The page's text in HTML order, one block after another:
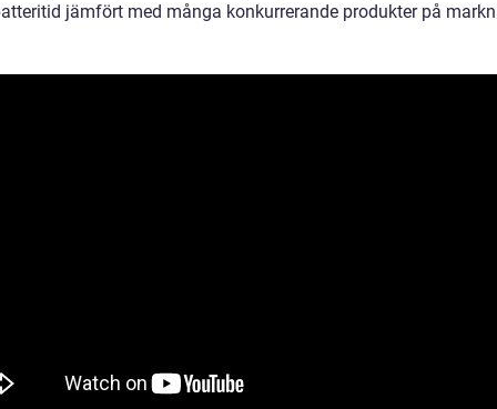
jämfört med många konkurrerande produkter på